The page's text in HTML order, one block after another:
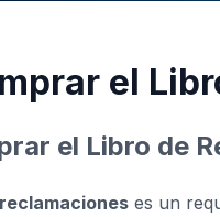
el
el Libro de
es un